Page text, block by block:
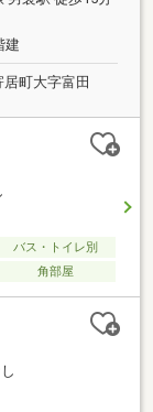
建
町大字富田
バス・トイレ別
角部屋